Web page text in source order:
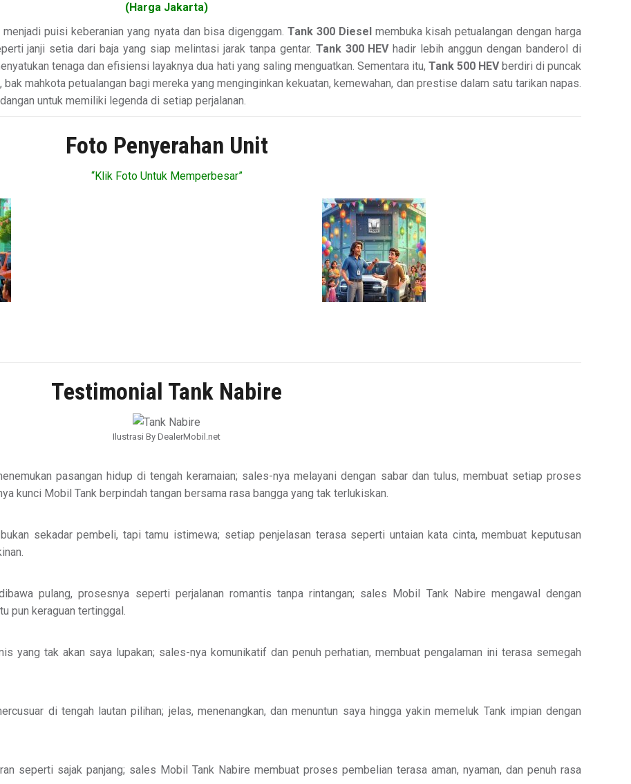
(Harga Jakarta)
puisi keberanian yang nyata dan bisa digenggam. Tank 300 Diesel membuka kisah petualangan dengan harga
janji setia dari baja yang siap melintasi jarak tanpa gentar. Tank 300 HEVhadir lebih anggun dengan banderol di
tenaga dan efisiensi layaknya dua hati yang saling menguatkan. Sementara itu, Tank 500 HEVberdiri di puncak
, bak mahkota petualangan bagi mereka yang menginginkan kekuatan, kemewahan, dan prestise dalam satu tarikan napas.
untuk memiliki legenda di setiap perjalanan.
Foto Penyerahan Unit
“Klik Foto Untuk Memperbesar”
Testimonial Tank Nabire
Ilustrasi By DealerMobil.net
pasangan hidup di tengah keramaian; sales-nya melayani dengan sabar dan tulus, membuat setiap proses
kunci Mobil Tank berpindah tangan bersama rasa bangga yang tak terlukiskan.
sekadar pembeli, tapi tamu istimewa; setiap penjelasan terasa seperti untaian kata cinta, membuat keputusan
pulang, prosesnya seperti perjalanan romantis tanpa rintangan; sales Mobil Tank Nabire mengawal dengan
pun keraguan tertinggal.
yang tak akan saya lupakan; sales-nya komunikatif dan penuh perhatian, membuat pengalaman ini terasa semegah
di tengah lautan pilihan; jelas, menenangkan, dan menuntun saya hingga yakin memeluk Tank impian dengan
seperti sajak panjang; sales Mobil Tank Nabire membuat proses pembelian terasa aman, nyaman, dan penuh rasa